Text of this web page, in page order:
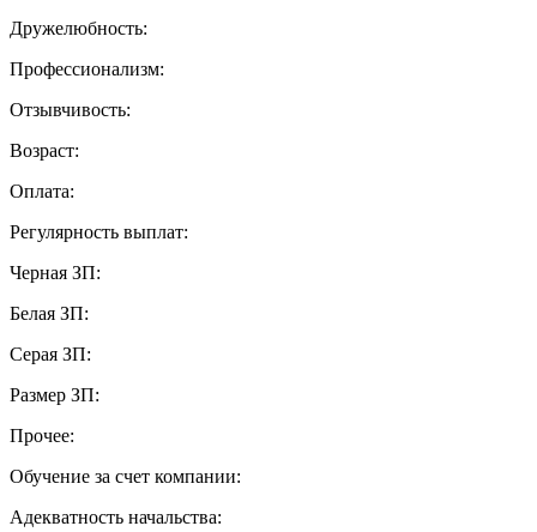
Дружелюбность:
Профессионализм:
Отзывчивость:
Возраст:
Оплата:
Регулярность выплат:
Черная ЗП:
Белая ЗП:
Серая ЗП:
Размер ЗП:
Прочее:
Обучение за счет компании:
Адекватность начальства: